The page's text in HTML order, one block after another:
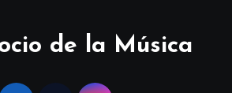
de la Música